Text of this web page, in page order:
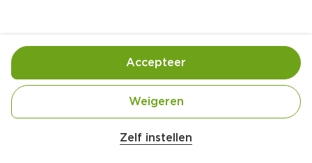
Ingrediënten Bereiding
4 pitabroodjes
Belangrijke veiligheidswaarschuwing
Zelf instellen
Weigeren
Accepteer